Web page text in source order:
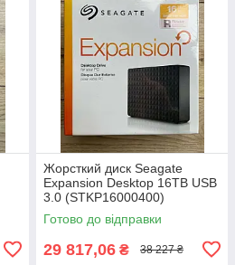
Жорсткий диск Seagate
Expansion Desktop 16TB USB
3.0 (STKP16000400)
Готово до відправки
29 817,06 ₴ 38 227 ₴